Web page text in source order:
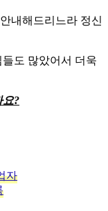
내해드리느라 정신
도 많았어서 더욱
요?
자